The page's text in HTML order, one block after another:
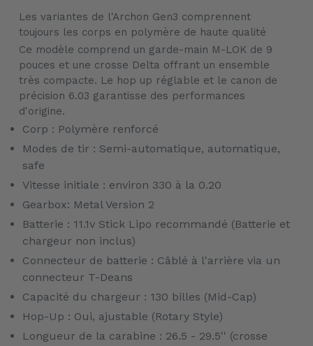
Les variantes de l'Archon Gen3 comprennent
toujours les corps en polymère de haute qualité
Ce modèle comprend un garde-main M-LOK de 9
pouces et une crosse Delta offrant un ensemble
très compacte. Le hop up réglable et le canon de
précision 6.03 garantisse des performances
d'origine.
Corp : Polymère renforcé
Modes de tir : Semi-automatique, automatique,
safe
Vitesse initiale : environ 330 à la 0.20
Gearbox: Metal Version 2
Batterie : 11.1v Stick Lipo recommandé (Batterie et
chargeur non inclus)
Connecteur de batterie : Câblé à l'arrière via un
connecteur T-Deans
Capacité du chargeur : 130 billes (Mid-Cap)
Hop-Up : Oui, ajustable (Rotary Style)
Longueur de la carabine : 26.5 - 29.5'' (crosse